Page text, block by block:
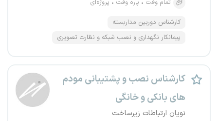
تمام وقت
پاره وقت پروژه‌ای
کارشناس دوربین مداربسته
پیمانکار نگهداری و نصب شبکه و نظارت تصویری
کارشناس نصب و پشتیبانی مودم
های بانکی و خانگی
نویان ارتباطات زیرساخت